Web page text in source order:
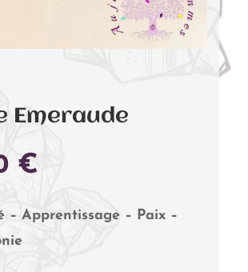
Emeraude
€
– Apprentissage – Paix –